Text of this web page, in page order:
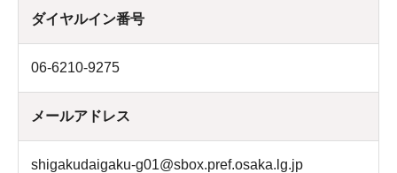
ダイヤルイン番号
06-6210-9275
メールアドレス
shigakudaigaku-g01@sbox.pref.osaka.lg.jp